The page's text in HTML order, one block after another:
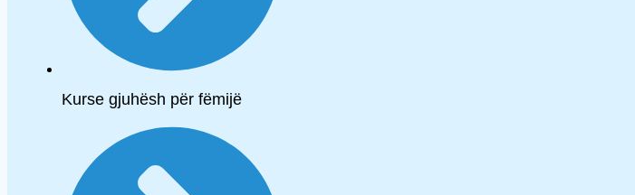
Kurse gjuhësh për fëmijë